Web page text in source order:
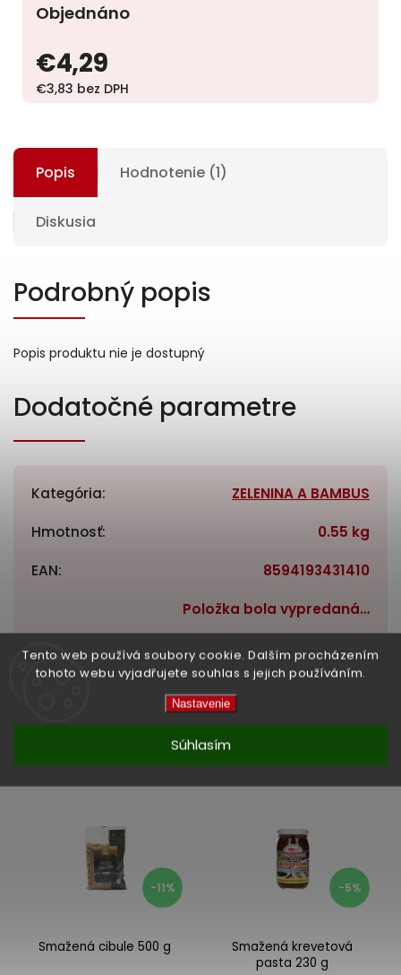
Tento web používá soubory cookie. Dalším procházením
tohoto webu vyjadřujete souhlas s jejich používáním.
Nastavenie
Súhlasím
€4,29
€3,83 bez DPH
Objednáno
Popis Hodnotenie (1)
Diskusia
Podrobný popis
Popis produktu nie je dostupný
Dodatočné parametre
Kategória: ZELENINA A BAMBUS
Hmotnosť: 0.55 kg
EAN: 8594193431410
Položka bola vypredaná…
High-contrast mode
Související produkty:
-11%
Smažená cibule 500 g
-5%
Smažená krevetová
pasta 230 g